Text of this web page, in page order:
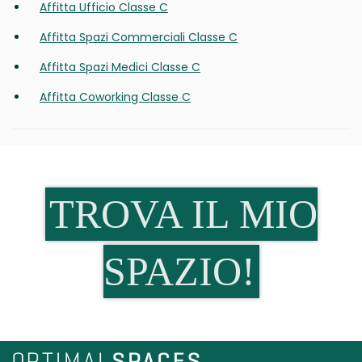
Affitta Ufficio Classe C
Affitta Spazi Commerciali Classe C
Affitta Spazi Medici Classe C
Affitta Coworking Classe C
TROVA IL MIO
SPAZIO!